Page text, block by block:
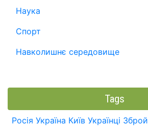
Наука
Спорт
Навколишнє середовище
Tags
Росія Україна Київ Українці